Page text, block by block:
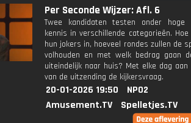
Per Seconde Wijzer: Afl. 6
Twee kandidaten testen onder hoge
kennis in verschillende categorieën.
hun jokers in, hoeveel rondes zullen de
volhouden en met welk bedrag gaan
uiteindelijk naar huis? Met elke dag
van de uitzending de kijkersvraag.
20-01-2026 19:50
NPO2
Amusement.TV
Spelletjes.TV